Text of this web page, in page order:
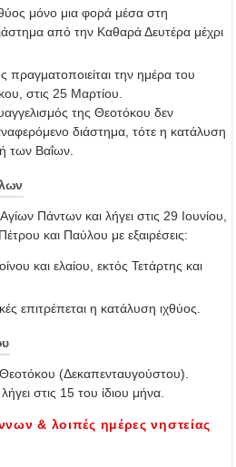
μόνο μια φορά μέσα στη
από την Καθαρά Δευτέρα μέχρι
πραγματοποιείται την ημέρα του
στις 25 Μαρτίου.
της Θεοτόκου δεν
διάστημα, τότε η κατάλυση
των Βαΐων.
Πάντων και λήγει στις 29 Ιουνίου,
και Παύλου με εξαιρέσεις:
και ελαίου, εκτός Τετάρτης και
επιτρέπεται η κατάλυση ιχθύος.
(Δεκαπενταυγούστου).
στις 15 του ίδιου μήνα.
& λοιπές ημέρες νηστείας